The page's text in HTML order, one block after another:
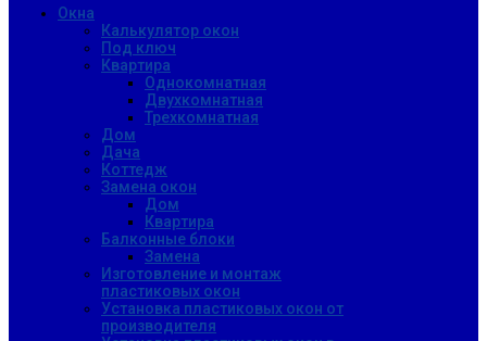
Окна
Калькулятор окон
Под ключ
Квартира
Однокомнатная
Двухкомнатная
Трехкомнатная
Дом
Дача
Коттедж
Замена окон
Дом
Квартира
Балконные блоки
Замена
Изготовление и монтаж
пластиковых окон
Установка пластиковых окон от
производителя